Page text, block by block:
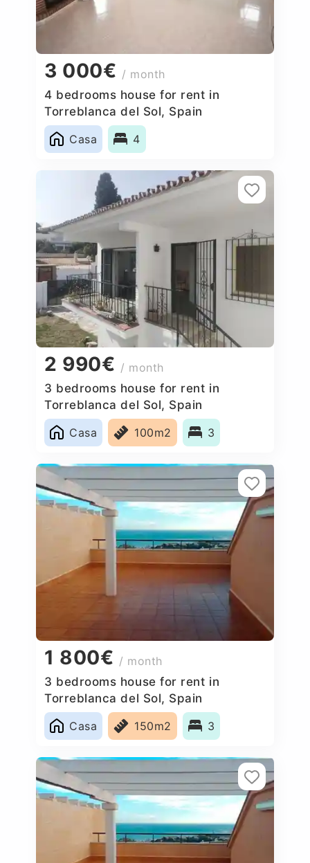
3 000€ / month
4 bedrooms house for rent in
Torreblanca del Sol, Spain
Casa
4
2 990€ / month
3 bedrooms house for rent in
Torreblanca del Sol, Spain
Casa
100m2 3
1 800€ / month
3 bedrooms house for rent in
Torreblanca del Sol, Spain
Casa
150m2 3